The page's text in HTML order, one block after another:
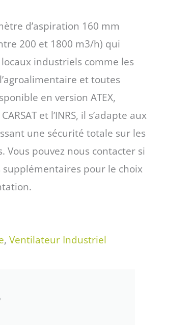
d’aspiration 160 mm
200 et 1800 m3/h) qui
industriels comme les
et toutes
en version ATEX,
et l’INRS, il s’adapte aux
une sécurité totale sur les
Vous pouvez nous contacter si
supplémentaires pour le choix
, Ventilateur Industriel